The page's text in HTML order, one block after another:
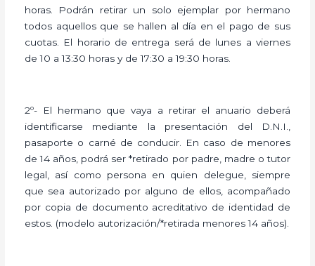
horas. Podrán retirar un solo ejemplar por hermano
todos aquellos que se hallen al día en el pago de sus
cuotas. El horario de entrega será de lunes a viernes
de 10 a 13:30 horas y de 17:30 a 19:30 horas.
2º- El hermano que vaya a retirar el anuario deberá
identificarse mediante la presentación del D.N.I.,
pasaporte o carné de conducir. En caso de menores
de 14 años, podrá ser *retirado por padre, madre o tutor
legal, así como persona en quien delegue, siempre
que sea autorizado por alguno de ellos, acompañado
por copia de documento acreditativo de identidad de
estos. (modelo autorización/*retirada menores 14 años).